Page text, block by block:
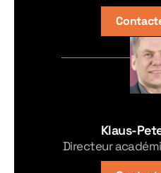
Klaus-
Directeur